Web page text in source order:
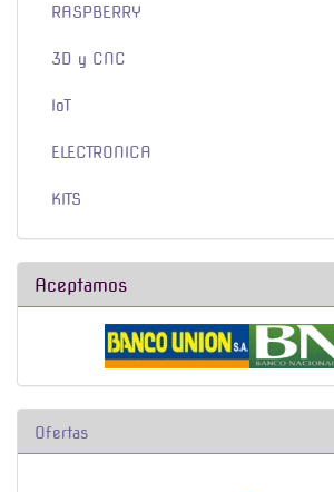
RASPBERRY
3D y CNC
IoT
ELECTRONICA
KITS
Aceptamos
Ofertas